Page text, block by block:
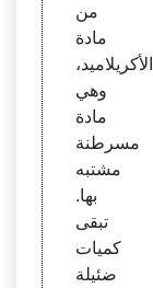
من
مادة
الأكريلاميد،
وهي
مادة
مسرطنة
مشتبه
بها.
تبقى
كميات
ضئيلة